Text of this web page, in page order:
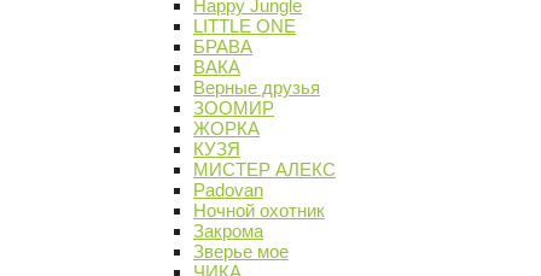
Happy Jungle
LITTLE ONE
БРАВА
ВАКА
Верные друзья
ЗООМИР
ЖОРКА
КУЗЯ
МИСТЕР АЛЕКС
Padovan
Ночной охотник
Закрома
Зверье мое
ЧИКА